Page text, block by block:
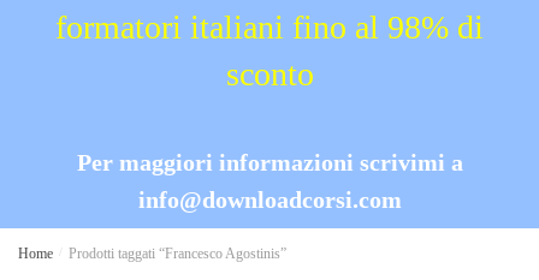
formatori italiani fino al 98% di
sconto
Per maggiori informazioni scrivimi a
info@downloadcorsi.com
Home Prodotti taggati “Francesco Agostinis”